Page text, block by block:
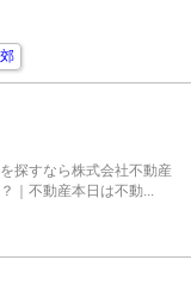
探すなら株式会社不動産
｜不動産本日は不動...